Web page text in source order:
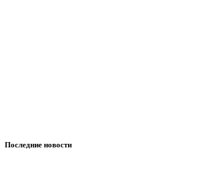
Последние новости